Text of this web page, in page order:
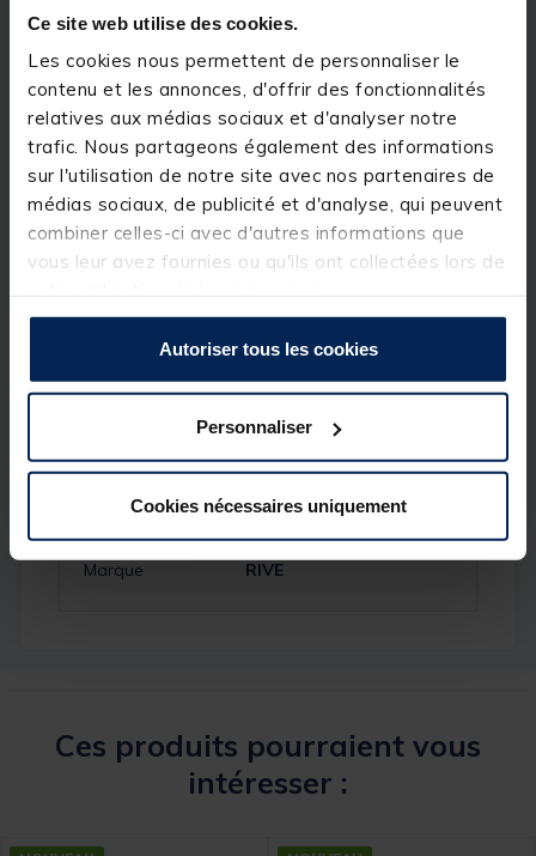
Ce site web utilise des cookies.
Les cookies nous permettent de personnaliser le
contenu et les annonces, d'offrir des fonctionnalités
relatives aux médias sociaux et d'analyser notre
trafic. Nous partageons également des informations
sur l'utilisation de notre site avec nos partenaires de
médias sociaux, de publicité et d'analyse, qui peuvent
combiner celles-ci avec d'autres informations que
vous leur avez fournies ou qu'ils ont collectées lors de
Autoriser tous les cookies
Personnaliser
Cookies nécessaires uniquement
Grâce aux ciseaux Double Blade Wormchopper, la
surtout ultra efficace.
Une poignée ergonomique et symétrique a été
pensée pour offrir une prise en main confortable,
que vous soyez droitier ou gaucher !
Mais le vrai atout, ce sont les 4 lames épaisses et
dentelées qui assurent une coupe fine et régulière
tout en garantissant robustesse et durabilité dans le
temps.
gagner un temps précieux sur vos compétitions
Spécifications
Réf.
239265-1
Marque
RIVE
Ces produits pourraient vous
intéresser :